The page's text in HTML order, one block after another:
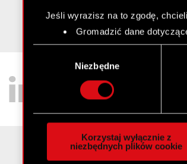
Jeśli wyrazisz na to zgodę,
Gromadzić dane
Identyfikować Twoje
Dowiedz się więcej odnośnie
szczegółów . W Deklaracji
Wykorzystujemy pliki cookie do
społecznościowym,
otrzymanymi od Ciebie lub
Niezbędne
Korzystaj wyłącznie z
niezbędnych plików cookie